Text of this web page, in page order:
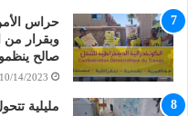
وبقرار من
صالح
10/14/2023
مليلية